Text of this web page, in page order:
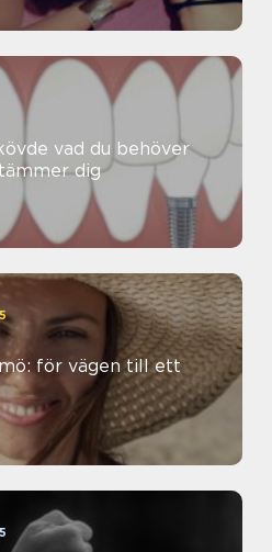
behöver
dig
för vägen till ett